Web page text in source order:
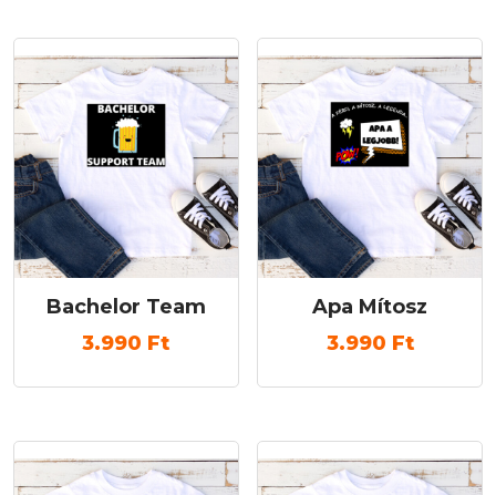
Bachelor Team
3.990 Ft
Apa Mítosz
3.990 Ft